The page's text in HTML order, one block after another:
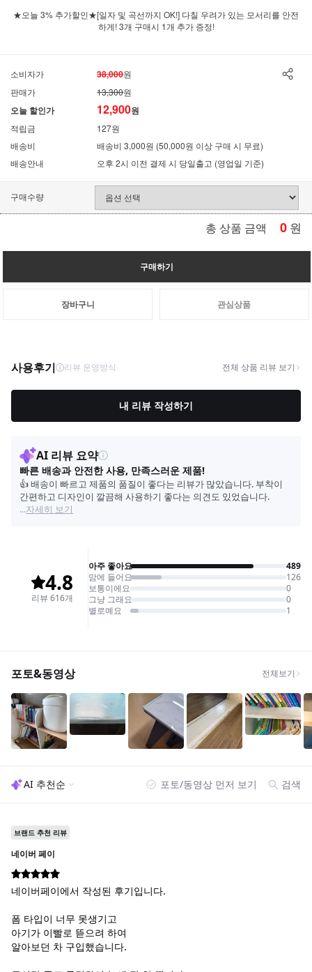
★오늘 3% 추가할인★[일자 및 곡선까지 OK!] 다칠 우려가 있는 모서리를 안전
하게! 3개 구매시 1개 추가 증정!
소비자가 38,000원
판매가
13,300원
오늘 할인가 12,900원
적립금
127원
배송비
배송비 3,000원 (50,000원 이상 구매 시 무료)
배송안내
오후 2시 이전 결제 시 당일출고 (영업일 기준)
구매수량
총 상품 금액 0 원
구매하기
장바구니 관심상품